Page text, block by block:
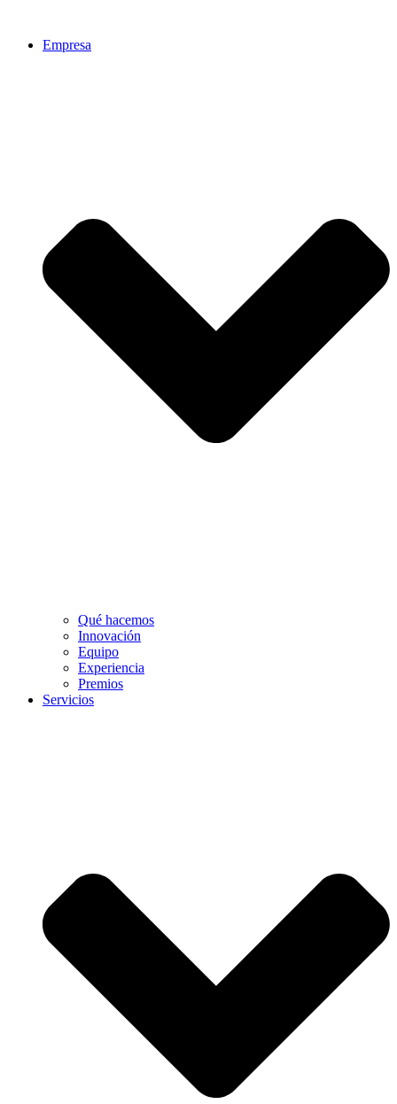
contenidoEmpresa
Qué hacemos
Innovación
Equipo
Experiencia
Premios
Servicios